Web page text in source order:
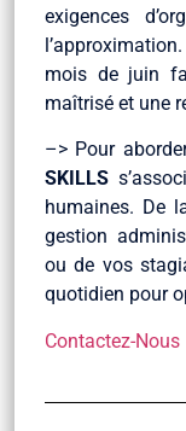
exigences
mois de juin
maîtrisé et une
–> Pour
SKILLS
humaines. De
gestion
ou de vos
quotidien pour
Contactez-Nous